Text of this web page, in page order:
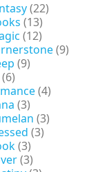
(22)
(13)
(12)
(9)
(9)
(6)
(4)
(3)
(3)
(3)
(3)
(3)